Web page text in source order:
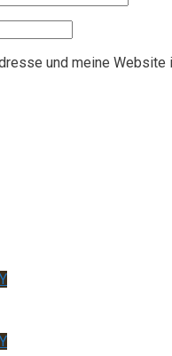
und meine